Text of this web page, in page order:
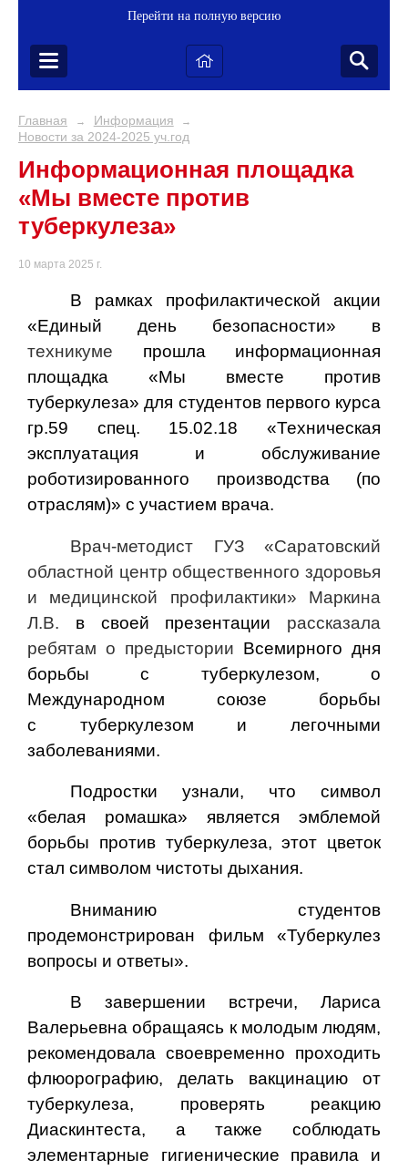
Перейти на полную версию
Главная → Информация →
Новости за 2024-2025 уч.год
Информационная площадка
«Мы вместе против
туберкулеза»
10 марта 2025 г.
В рамках профилактической акции
«Единый день безопасности» в
техникуме
прошла информационная
площадка «Мы вместе против
туберкулеза» для студентов первого курса
гр.59 спец. 15.02.18 «Техническая
эксплуатация и обслуживание
роботизированного производства (по
отраслям)» с участием врача.
Врач-методист ГУЗ «Саратовский
областной центр общественного здоровья
и медицинской профилактики» Маркина
Л.В. в своей презентации рассказала
ребятам о предыстории Всемирного дня
борьбы с туберкулезом, о
Международном союзе борьбы
с туберкулезом и легочными
заболеваниями.
Подростки узнали, что символ
«белая ромашка» является эмблемой
борьбы против туберкулеза, этот цветок
стал символом чистоты дыхания.
Вниманию студентов
продемонстрирован фильм «Туберкулез
вопросы и ответы».
В завершении встречи, Лариса
Валерьевна обращаясь к молодым людям,
рекомендовала своевременно проходить
флюорографию, делать вакцинацию от
туберкулеза, проверять реакцию
Диаскинтеста, а также соблюдать
элементарные гигиенические правила и